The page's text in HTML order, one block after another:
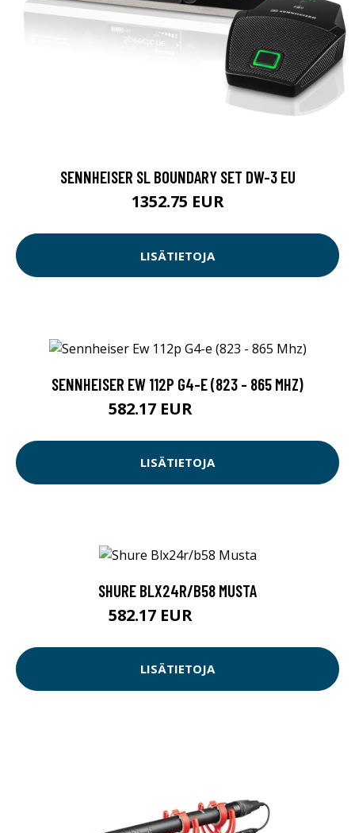
SENNHEISER SL BOUNDARY SET DW-3 EU
1352.75 EUR
LISÄTIETOJA
SENNHEISER EW 112P G4-E (823 - 865 MHZ)
582.17 EUR
LISÄTIETOJA
SHURE BLX24R/B58 MUSTA
582.17 EUR
LISÄTIETOJA